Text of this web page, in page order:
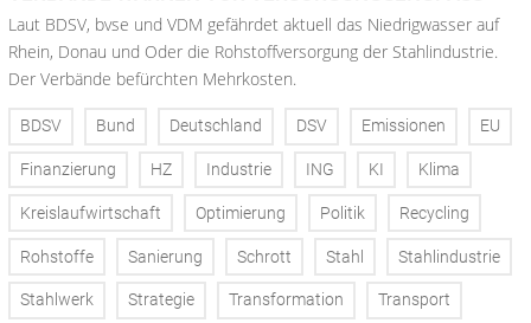
Laut BDSV, bvse und VDM gefährdet aktuell das Niedrigwasser auf
Rhein, Donau und Oder die Rohstoffversorgung der Stahlindustrie.
Der Verbände befürchten Mehrkosten.
BDSV Bund Deutschland DSV Emissionen EU
Finanzierung HZ Industrie ING KI Klima
Kreislaufwirtschaft Optimierung Politik Recycling
Rohstoffe Sanierung Schrott Stahl Stahlindustrie
Stahlwerk Strategie Transformation Transport